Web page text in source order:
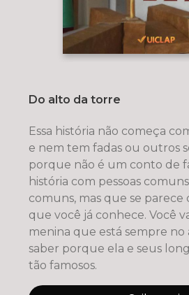
Do alto da torre
Essa história não começa
e nem tem fadas ou outros
porque não é um conto de
história com pessoas
comuns, mas que se
que você já conhece. Você
menina que está sempre
saber porque ela e seus
tão famosos.